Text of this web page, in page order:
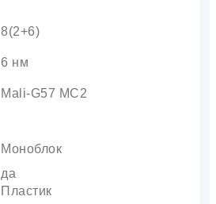
8(2+6)
6 нм
Mali-G57 MC2
Моноблок
да
Пластик